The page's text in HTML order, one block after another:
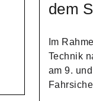
dem
Im
Technik
am 9.